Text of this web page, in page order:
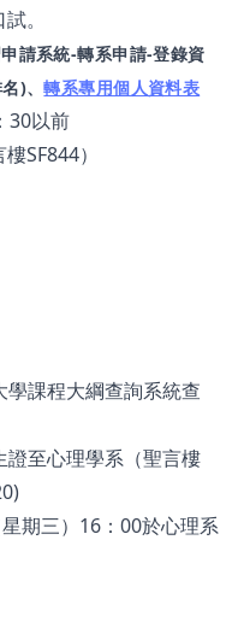
。
請系統-轉系申請-登錄資
)、轉系專用個人資料表
30以前
SF844）
課程大綱查詢系統查
至心理學系（聖言樓
期三）16：00於心理系